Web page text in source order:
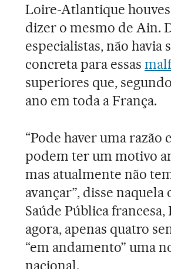
Loire-Atlantique
dizer o mesmo de Ain.
especialistas, não havia
concreta para essas
superiores que,
ano em toda a França.
“Pode haver uma
podem ter um motivo
mas atualmente não
avançar”, disse
Saúde Pública
agora, apenas quatro
“em andamento” uma
nacional.